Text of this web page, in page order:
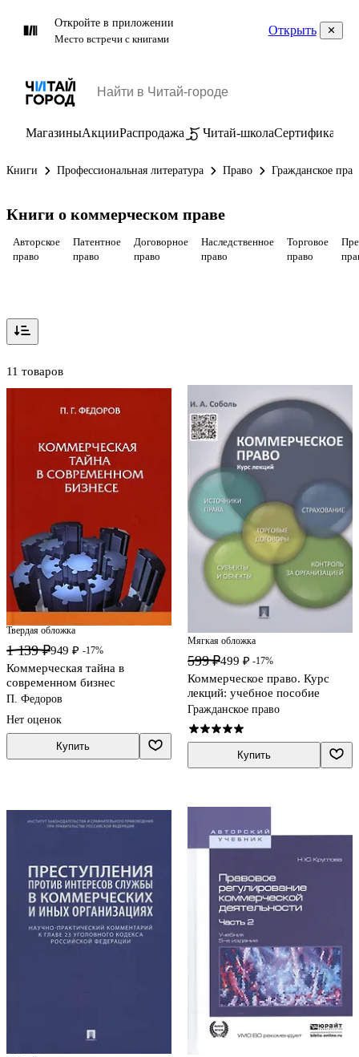
Откройте в приложении
Место встречи с книгами
Открыть
МагазиныАкцииРаспродажа Читай-школаСертификаты
Книги Профессиональная литература Право Гражданское
Книги о коммерческом праве
Авторское
право
Патентное
право
Договорное
право
Наследственное
право
Торговое
право
11 товаров
Твердая обложка
1 139 ₽949 ₽ -17%
Коммерческая тайна в
современном бизнес
П. Федоров
Нет оценок
Купить
Мягкая обложка
599 ₽499 ₽ -17%
Коммерческое право. Курс
лекций: учебное пособие
Гражданское право
Купить